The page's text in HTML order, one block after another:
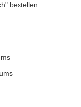
bestellen